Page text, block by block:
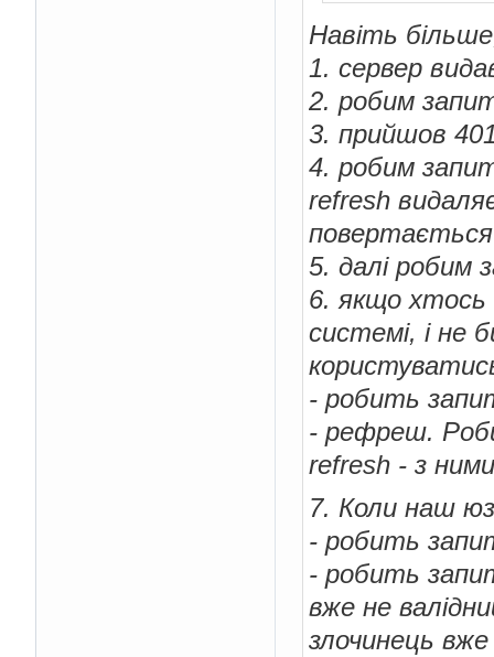
Навіть
1. сервер
2. робим
3. прийшов
4. робим
refresh
5. далі робим
6. якщо хтось
системі, і не
- робить
- рефреш.
refresh - з
7. Коли наш
- робить
- робить
вже не
злочинець